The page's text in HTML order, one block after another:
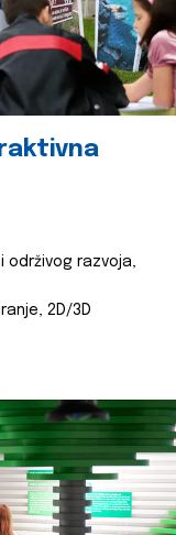
održivog razvoja,
2D/3D